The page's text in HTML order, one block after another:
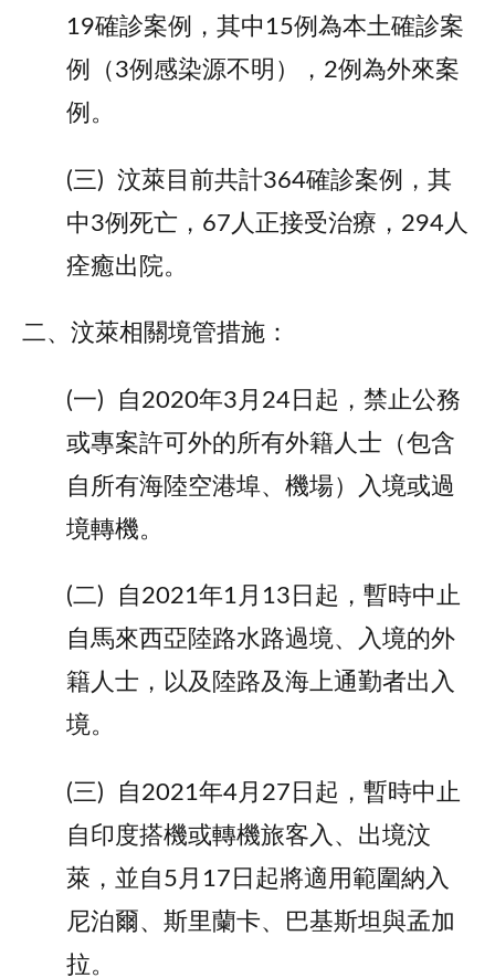
19確診案例，其中15例為本土確診案
例（3例感染源不明），2例為外來案
例。
(三) 汶萊目前共計364確診案例，其
中3例死亡，67人正接受治療，294人
痊癒出院。
二、汶萊相關境管措施：
(一) 自2020年3月24日起，禁止公務
或專案許可外的所有外籍人士（包含
自所有海陸空港埠、機場）入境或過
境轉機。
(二) 自2021年1月13日起，暫時中止
自馬來西亞陸路水路過境、入境的外
籍人士，以及陸路及海上通勤者出入
境。
(三) 自2021年4月27日起，暫時中止
自印度搭機或轉機旅客入、出境汶
萊，並自5月17日起將適用範圍納入
尼泊爾、斯里蘭卡、巴基斯坦與孟加
拉。